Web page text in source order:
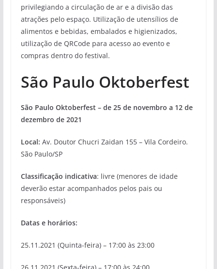
privilegiando a circulação de ar e a divisão das
atrações pelo espaço. Utilização de utensílios de
alimentos e bebidas, embalados e higienizados,
utilização de QRCode para acesso ao evento e
compras dentro do festival.
São Paulo Oktoberfest
São Paulo Oktoberfest – de 25 de novembro a 12 de
dezembro de 2021
Local: Av. Doutor Chucri Zaidan 155 – Vila Cordeiro.
São Paulo/SP
Classificação indicativa: livre (menores de idade
deverão estar acompanhados pelos pais ou
responsáveis)
Datas e horários:
25.11.2021 (Quinta-feira) – 17:00 às 23:00